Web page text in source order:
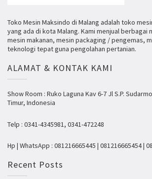
Toko Mesin Maksindo di Malang adalah toko
yang ada di kota Malang. Kami menjual berbagai
mesin makanan, mesin packaging / pengemas,
teknologi tepat guna pengolahan pertanian.
ALAMAT & KONTAK KAMI
Show Room : Ruko Laguna Kav 6-7 Jl S.P.
Timur, Indonesia
Telp : 0341-4345981, 0341-472248
Hp | WhatsApp : 081216665445 | 081216665454 |
Recent Posts